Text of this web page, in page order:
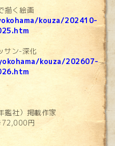
描く絵画
hama/kouza/202410-
25.htm
サン-深化
kouza/202607-
鑑社）掲載作家
72,000円